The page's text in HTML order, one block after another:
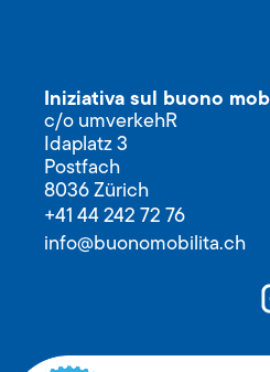
Iniziativa sul buono
c/o umverkehR
Idaplatz 3
Postfach
8036 Zürich
+41 44 242 72 76
info@buonomobilita.ch